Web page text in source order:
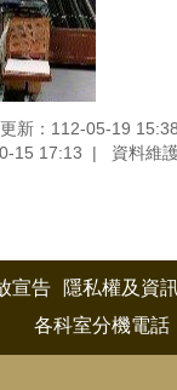
新：112-05-19 15:38
15 17:13
資料維
宣告
隱私權及資
各科室分機電話